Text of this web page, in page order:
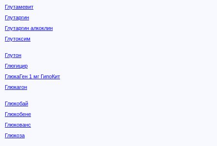
Глутамевит
Глутаргин
Глутаргин алкоклин
Глутоксим
Глутон
Глюгицир
ГлюкаГен 1 мг ГипоКит
Глюкагон
Глюкобай
Глюкобене
Глюкованс
Глюкоза